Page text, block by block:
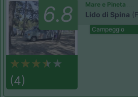
6.8
(4)
Mare e Pineta
Lido di Spina
Campeggio